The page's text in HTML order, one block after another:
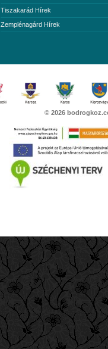
Tiszakarád Hírek
Zemplénagárd Hírek
© 2026